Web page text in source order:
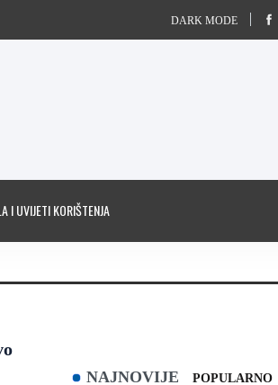
DARK MODE
I UVIJETI KORIŠTENJA
NAJNOVIJE POPULARNO